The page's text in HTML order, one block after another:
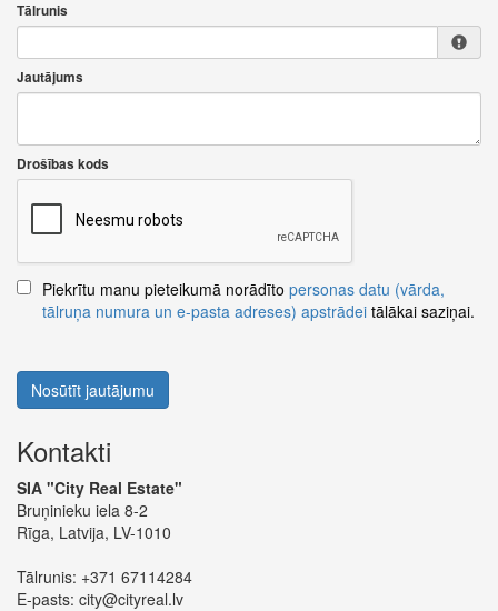
Tālrunis
Jautājums
Drošības kods
Piekrītu manu pieteikumā norādīto personas datu (vārda,
tālruņa numura un e-pasta adreses) apstrādei tālākai saziņai.
Nosūtīt jautājumu
Kontakti
SIA "City Real Estate"
Bruņinieku iela 8-2
Rīga, Latvija, LV-1010
Tālrunis: +371 67114284
E-pasts: city@cityreal.lv